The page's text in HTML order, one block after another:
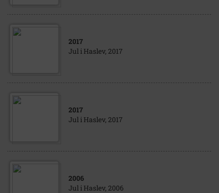
2017
Jul i Haslev, 2017
2017
Jul i Haslev, 2017
2006
Jul i Haslev, 2006